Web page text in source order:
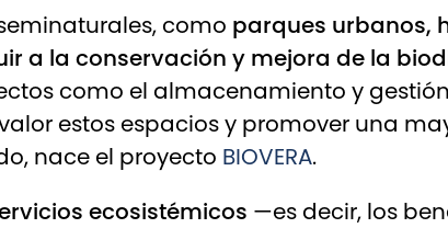
como parques urbanos,
a la conservación y mejora de la
como el almacenamiento y
estos espacios y promover una
nace el proyecto BIOVERA.
ecosistémicos —es decir, los